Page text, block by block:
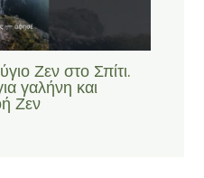
Ζεν στο Σπίτι.
γαλήνη και
Ζεν